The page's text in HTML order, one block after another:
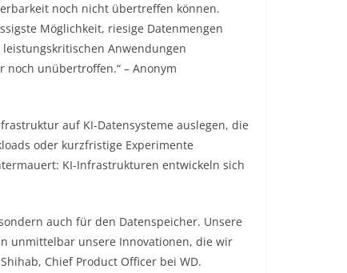
noch nicht übertreffen können.
Möglichkeit, riesige Datenmengen
Anwendungen
unübertroffen.“ – Anonym
auf KI-Datensysteme auslegen, die
oder kurzfristige Experimente
KI-Infrastrukturen entwickeln sich
auch für den Datenspeicher. Unsere
unmittelbar unsere Innovationen, die wir
Chief Product Officer bei WD.